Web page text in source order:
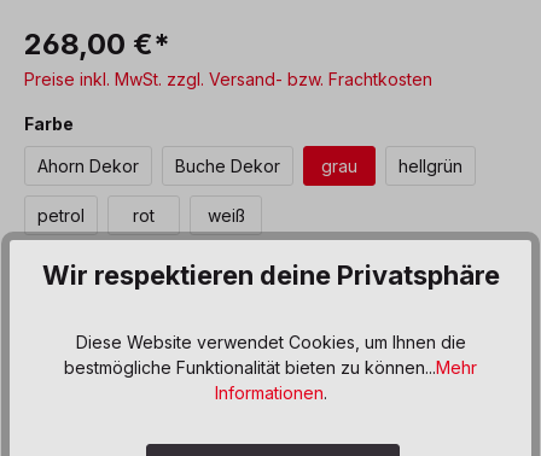
268,00 €*
Preise inkl. MwSt. zzgl. Versand- bzw. Frachtkosten
Farbe
Ahorn Dekor Buche Dekor grau hellgrün
petrol rot weiß
Produkt Anzahl: Gib denIn den Warenkorb
Sofort verfügbar, Lieferzeit: 8-12 Wochen
Zum Merkzettel hinzufügen
Wir respektieren deine Privatsphäre
Diese Website verwendet Cookies, um Ihnen die
bestmögliche Funktionalität bieten zu können...Mehr
Informationen.